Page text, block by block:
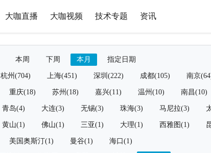
大咖直播 大咖视频 技术专题 资讯
本周 下周 本月 指定日期
杭州(704) 上海(451) 深圳(222) 成都(105) 南京
重庆(18) 苏州(18) 嘉兴(11) 温州(10) 南昌(10)
青岛(4) 大连(3) 无锡(3) 珠海(3) 马尼拉(3)
黄山(1) 佛山(1) 三亚(1) 大理(1) 西雅图(1)
美国奥斯汀(1) 曼谷(1) 海口(1)